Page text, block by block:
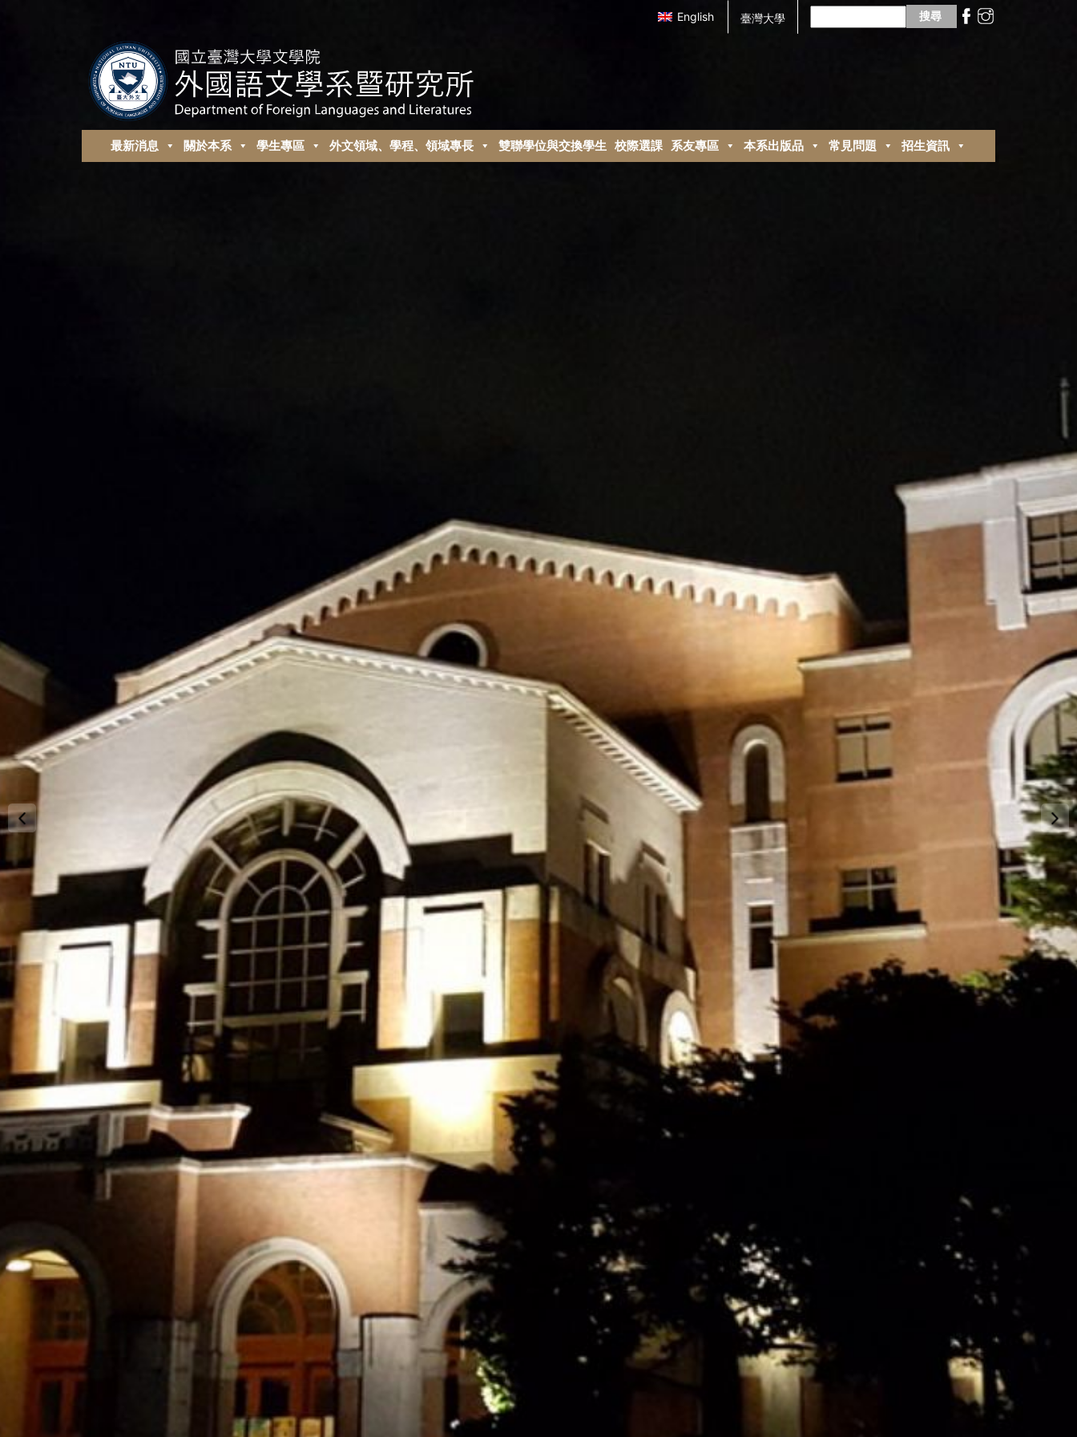
English 臺灣大學
搜
關
最新消息 關於本系 學生專區 外⽂領域、學程、領域專長 雙聯學位與交換學生 校際選課 系友專區 本系出版品 常見問題 招生資訊